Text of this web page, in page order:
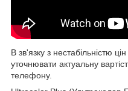
В зв'язку з нестабільністю
уточнювати актуальну
телефону.